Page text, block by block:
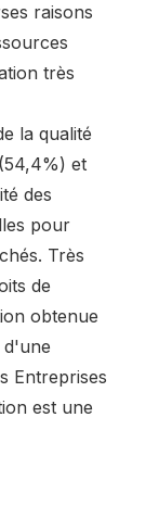
raisons
très
la qualité
et
des
pour
Très
de
obtenue
d'une
Entreprises
est une